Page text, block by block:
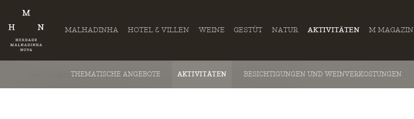
MALHADINHA HOTEL & VILLEN WEINE GESTÜT NATUR AKTIVITÄTEN
THEMATISCHE ANGEBOTE AKTIVITÄTEN BESICHTIGUNGEN UND WEINVERKOSTUNGEN
M MAGAZIN
ZURÜCK AKTIVITÄTEN